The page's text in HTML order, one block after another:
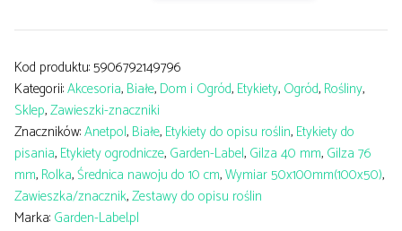
ogrodowa
zawieszka/znacznik
BIAŁA
(50x100mm)
500szt
Kod produktu:5906792149796
Kategorii:Akcesoria, Białe, Dom i Ogród, Etykiety, Ogród, Rośliny,
Sklep,Zawieszki-znaczniki
Znaczników:Anetpol, Białe, Etykiety do opisu roślin, Etykiety do
pisania, Etykiety ogrodnicze, Garden-Label, Gilza 40 mm, Gilza 76
mm, Rolka,Średnica nawoju do 10 cm,Wymiar 50x100mm(100x50),
Zawieszka/znacznik,Zestawy do opisu roślin
Marka: Garden-Label.pl